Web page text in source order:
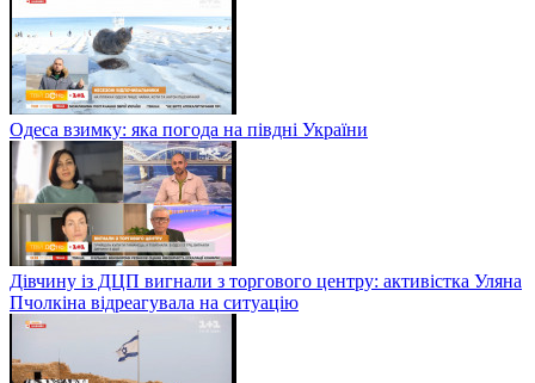
Одеса взимку: яка погода на півдні України
Дівчину із ДЦП вигнали з торгового центру: активістка Уляна
Пчолкіна відреагувала на ситуацію